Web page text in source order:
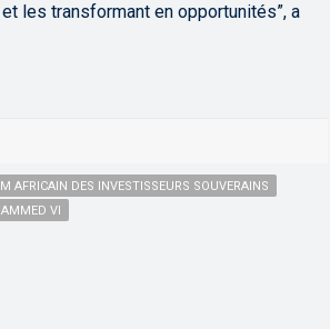
les transformant en opportunités”, a
AFRICAIN DES INVESTISSEURS SOUVERAINS
VI